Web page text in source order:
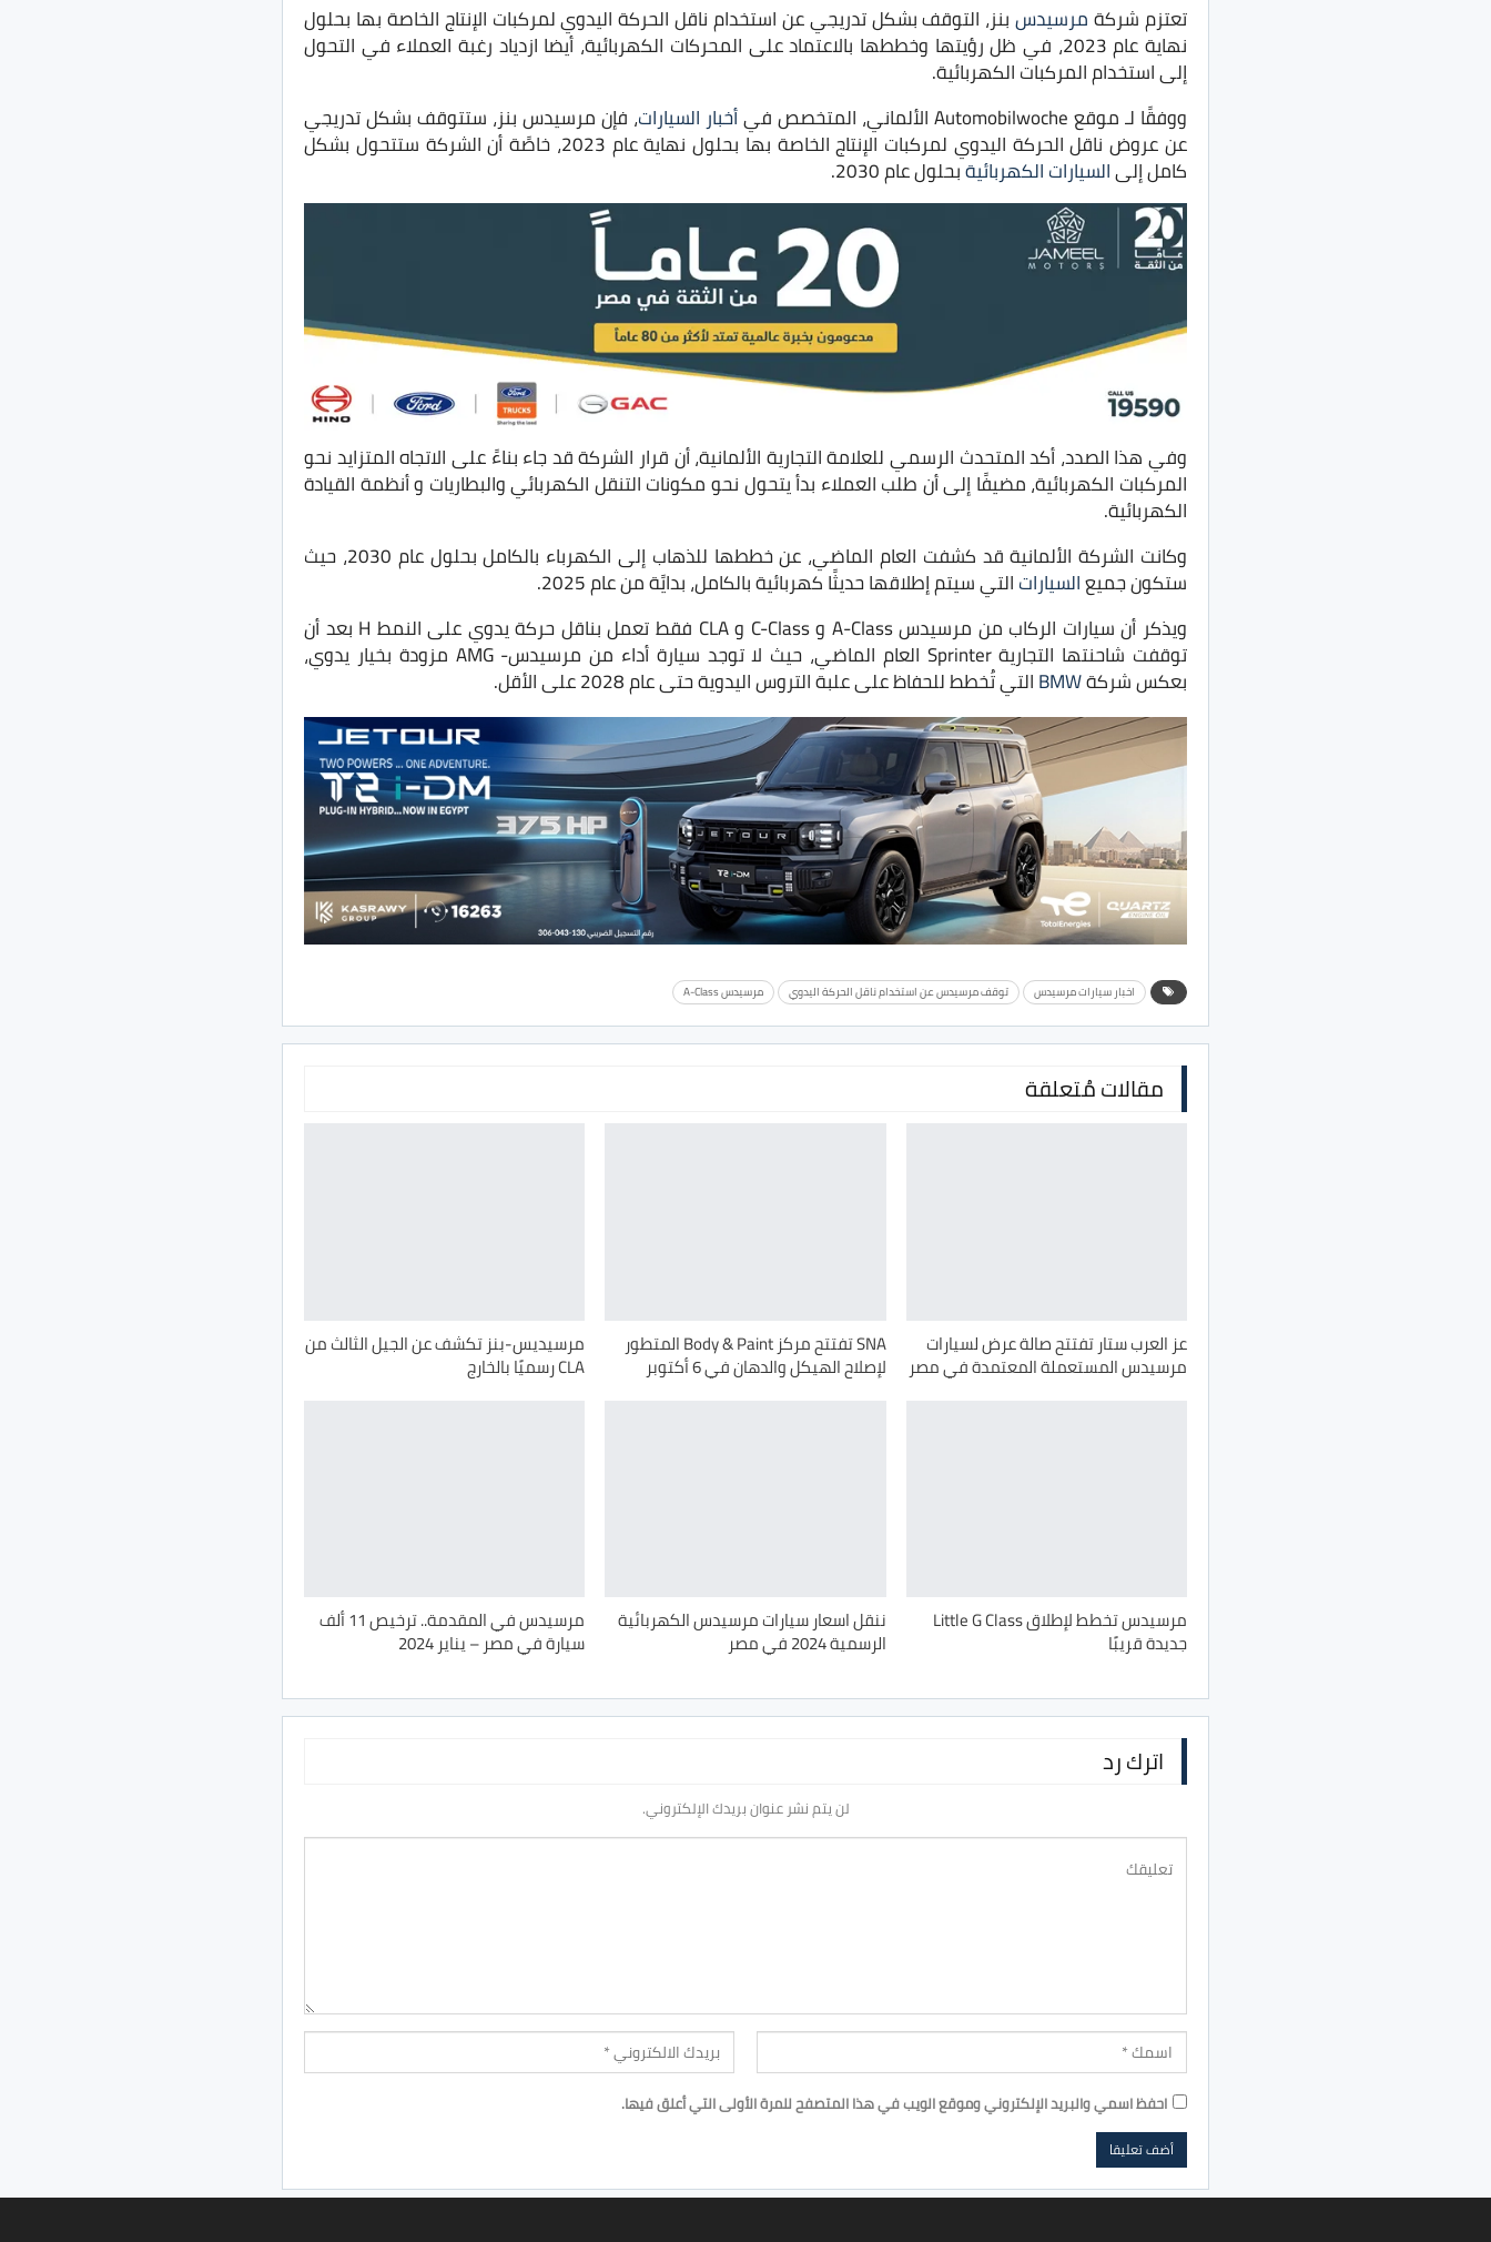
تعتزم شركةمرسيدسبنز، التوقف بشكل تدريجي عن استخدام ناقل الحركة اليدوي لمركبات الإنتاج الخاصة بها بحلول
نهاية عام 2023، في ظل رؤيتها وخططها بالاعتماد على المحركات الكهربائية، أيضا ازدياد رغبة العملاء في التحول
إلى استخدام المركبات الكهربائية.
ووفقًا لـ موقع Automobilwoche الألماني، المتخصص في
أخبار السيارات، فإن مرسيدس بنز، ستتوقف بشكل تدريجي
عن عروض ناقل الحركة اليدوي لمركبات الإنتاج الخاصة بها بحلول نهاية عام 2023، خاصًة أن الشركة ستتحول بشكل
كامل إلىالسيارات الكهربائيةبحلول عام 2030.
وفي هذا الصدد، أكد المتحدث الرسمي للعلامة التجارية الألمانية، أن قرار الشركة قد جاء بناءً على الاتجاه المتزايد نحو
المركبات الكهربائية، مضيفًا إلى أن طلب العملاء بدأ يتحول نحو مكونات التنقل الكهربائي والبطاريات و أنظمة القيادة
الكهربائية.
وكانت الشركة الألمانية قد كشفت العام الماضي، عن خططها للذهاب إلى الكهرباء بالكامل بحلول عام 2030، حيث
ستكون جميعالسياراتالتي سيتم إطلاقها حديثًا كهربائية بالكامل، بدايًة من عام 2025.
ويذكر أن سيارات الركاب من مرسيدس A-Class و C-Class و CLA فقط تعمل بناقل حركة يدوي على النمط H بعد أن
توقفت شاحنتها التجارية Sprinter العام الماضي، حيث لا توجد سيارة أداء من مرسيدس- AMG مزودة بخيار يدوي،
بعكس شركةBMWالتي تُخطط للحفاظ على علبة التروس اليدوية حتى عام 2028 على الأقل.
اخبار سيارات مرسيدس توقف مرسيدس عن استخدام ناقل الحركة اليدوي مرسيدس A-Class
مقالات مُتعلقة
عز العرب ستار تفتتح صالة عرض لسيارات
مرسيدس المستعملة المعتمدة في مصر
SNA تفتتح مركز Body & Paint المتطور
لإصلاح الهيكل والدهان في 6 أكتوبر
مرسيديس-بنز تكشف عن الجيل الثالث من
CLA رسميًا بالخارج
مرسيدس تخطط لإطلاق Little G Class
جديدة قريبًا
ننقل اسعار سيارات مرسيدس الكهربائية
الرسمية 2024 في مصر
مرسيدس في المقدمة.. ترخيص 11 ألف
سيارة في مصر – يناير 2024
اترك رد
لن يتم نشر عنوان بريدك الإلكتروني.
احفظ اسمي والبريد الإلكتروني وموقع الويب في هذا المتصفح للمرة الأولى التي أعلق فيها.